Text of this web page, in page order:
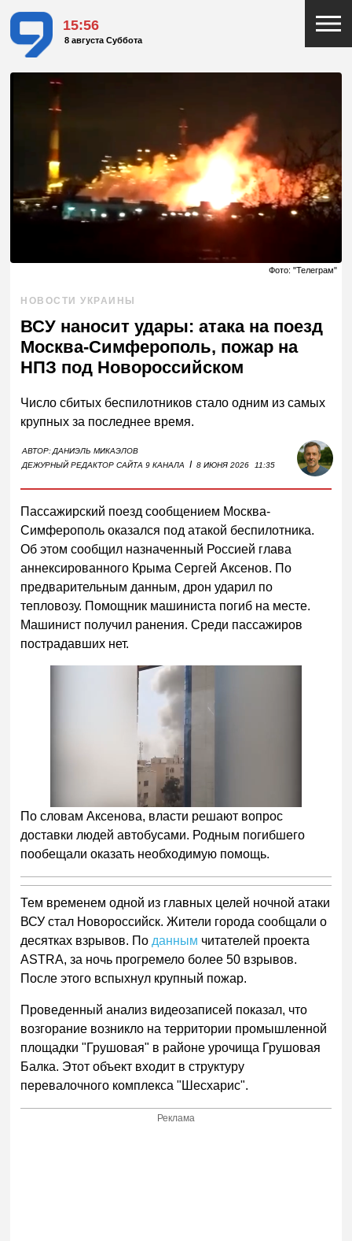
15:56
8 августа Суббота
Фото: "Телеграм"
НОВОСТИ УКРАИНЫ
ВСУ наносит удары: атака на поезд
Москва-Симферополь, пожар на
НПЗ под Новороссийском
Число сбитых беспилотников стало одним из самых
крупных за последнее время.
АВТОР:ДАНИЭЛЬ МИКАЭЛОВ
ДЕЖУРНЫЙ РЕДАКТОР САЙТА 9 КАНАЛА
I 8 ИЮНЯ 2026 11:35
Пассажирский поезд сообщением Москва-
Симферополь оказался под атакой беспилотника.
Об этом сообщил назначенный Россией глава
аннексированного Крыма Сергей Аксенов. По
предварительным данным, дрон ударил по
тепловозу. Помощник машиниста погиб на месте.
Машинист получил ранения. Среди пассажиров
пострадавших нет.
По словам Аксенова, власти решают вопрос
доставки людей автобусами. Родным погибшего
пообещали оказать необходимую помощь.
Тем временем одной из главных целей ночной атаки
ВСУ стал Новороссийск. Жители города сообщали о
десятках взрывов. По данным читателей проекта
ASTRA, за ночь прогремело более 50 взрывов.
После этого вспыхнул крупный пожар.
Проведенный анализ видеозаписей показал, что
возгорание возникло на территории промышленной
площадки "Грушовая" в районе урочища Грушовая
Балка. Этот объект входит в структуру
перевалочного комплекса "Шесхарис".
Реклама